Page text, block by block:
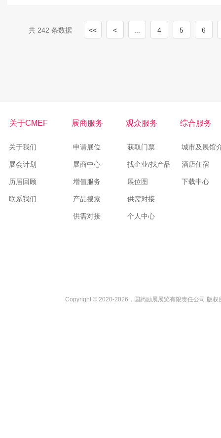
共 242 条数据 << < 4 5 6
关于CMEF
关于我们
展会计划
历届回顾
联系我们
展商服务
申请展位
展商中心
增值服务
产品搜索
供需对接
观众服务
获取门票
找企业/找产品
展位图
供需对接
个人中心
综合服务
城市及展馆
酒店住宿
下载中心
Copyright © 2020-2026，国药励展展览有限责任公司 版权